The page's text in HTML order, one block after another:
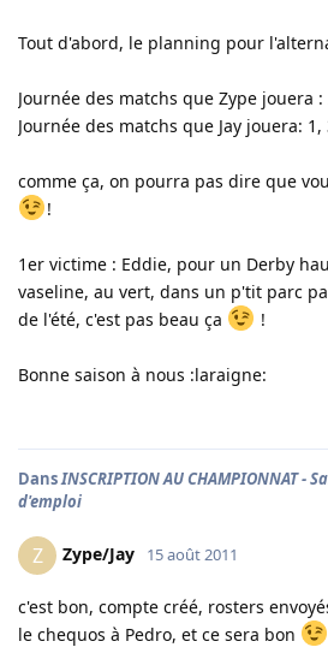
Tout d'abord, le planning pour
Journée des matchs que Zype jouera :
Journée des matchs que Jay jouera: 1,
comme ça, on pourra pas dire que
!
1er victime : Eddie, pour un Derby
vaseline, au vert, dans un p'tit parc
de l'été, c'est pas beau ça
!
Bonne saison à nous :laraigne:
DansINSCRIPTION AU CHAMPIONNAT -
d'emploi
Z Zype/Jay 15 août 2011
c'est bon, compte créé, rosters
le chequos à Pedro, et ce sera bon